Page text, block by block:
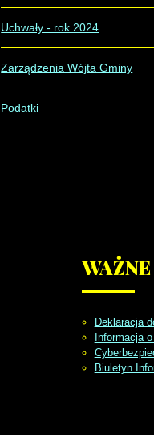
Uchwały - rok 2024
Zarządzenia Wójta Gminy
Podatki
WAŻNE
Deklaracja
Informacja
Biuletyn